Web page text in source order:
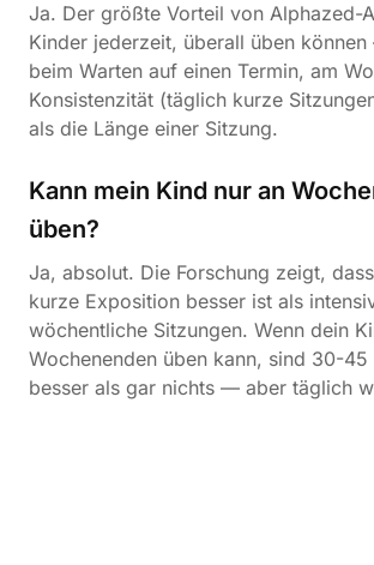
Ja. Der größte Vorteil von Alphazed-
Kinder jederzeit, überall üben
beim Warten auf einen Termin, am
Konsistenzität (täglich kurze
als die Länge einer Sitzung.
Kann mein Kind nur an
üben?
Ja, absolut. Die Forschung zeigt,
kurze Exposition besser ist als
wöchentliche Sitzungen. Wenn dein
Wochenenden üben kann, sind 30-45
besser als gar nichts — aber täglich